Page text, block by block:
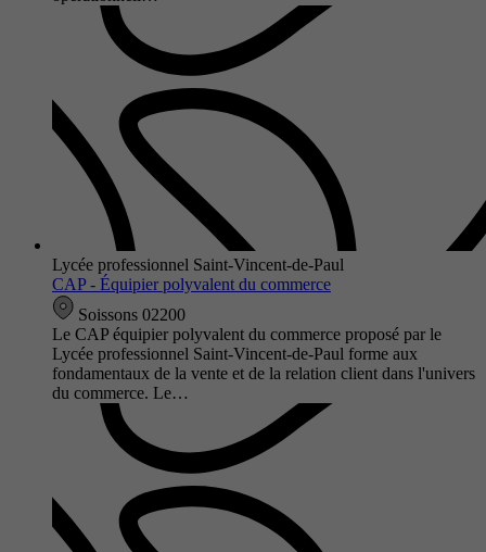
Lycée professionnel Saint-Vincent-de-Paul
CAP - Équipier polyvalent du commerce
Soissons 02200
Le CAP équipier polyvalent du commerce proposé par le
Lycée professionnel Saint-Vincent-de-Paul forme aux
fondamentaux de la vente et de la relation client dans l'univers
du commerce. Le…